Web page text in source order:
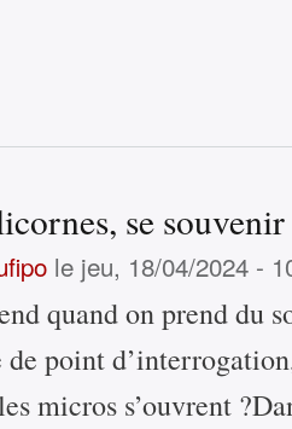
se
le jeu, 18/04/2024 -
quand on prend du
point
micros s’ouvrent